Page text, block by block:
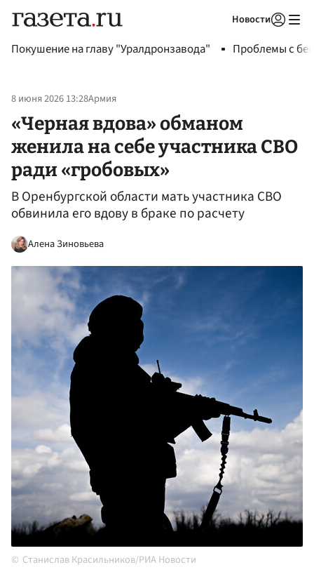
Новости
Покушение на главу "Уралдронзавода" Проблемы с
8 июня 2026 13:28Армия
«Черная вдова» обманом
женила на себе участника СВО
ради «гробовых»
В Оренбургской области мать участника СВО
обвинила его вдову в браке по расчету
Алена Зиновьева
Станислав Красильников/РИА Новости